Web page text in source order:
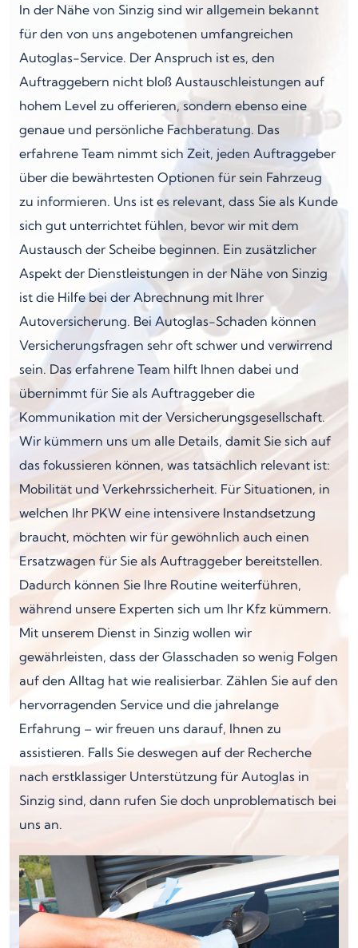
In der Nähe von Sinzig sind wir allgemein bekannt
für den von uns angebotenen umfangreichen
Autoglas-Service. Der Anspruch ist es, den
Auftraggebern nicht bloß Austauschleistungen auf
hohem Level zu offerieren, sondern ebenso eine
genaue und persönliche Fachberatung. Das
erfahrene Team nimmt sich Zeit, jeden Auftraggeber
über die bewährtesten Optionen für sein Fahrzeug
zu informieren. Uns ist es relevant, dass Sie als Kunde
sich gut unterrichtet fühlen, bevor wir mit dem
Austausch der Scheibe beginnen. Ein zusätzlicher
Aspekt der Dienstleistungen in der Nähe von Sinzig
ist die Hilfe bei der Abrechnung mit Ihrer
Autoversicherung. Bei Autoglas-Schaden können
Versicherungsfragen sehr oft schwer und verwirrend
sein. Das erfahrene Team hilft Ihnen dabei und
übernimmt für Sie als Auftraggeber die
Kommunikation mit der Versicherungsgesellschaft.
Wir kümmern uns um alle Details, damit Sie sich auf
das fokussieren können, was tatsächlich relevant ist:
Mobilität und Verkehrssicherheit. Für Situationen, in
welchen Ihr PKW eine intensivere Instandsetzung
braucht, möchten wir für gewöhnlich auch einen
Ersatzwagen für Sie als Auftraggeber bereitstellen.
Dadurch können Sie Ihre Routine weiterführen,
während unsere Experten sich um Ihr Kfz kümmern.
Mit unserem Dienst in Sinzig wollen wir
gewährleisten, dass der Glasschaden so wenig Folgen
auf den Alltag hat wie realisierbar. Zählen Sie auf den
hervorragenden Service und die jahrelange
Erfahrung – wir freuen uns darauf, Ihnen zu
assistieren. Falls Sie deswegen auf der Recherche
nach erstklassiger Unterstützung für Autoglas in
Sinzig sind, dann rufen Sie doch unproblematisch bei
uns an.